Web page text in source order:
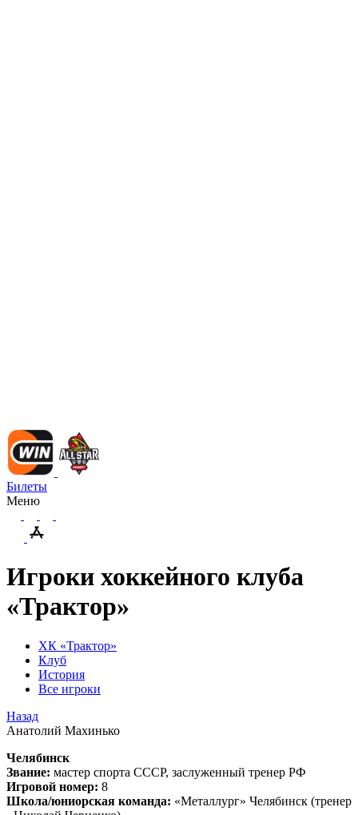
Билеты
Меню
Игроки хоккейного клуба
«Трактор»
ХК «Трактор»
Клуб
История
Все игроки
Назад
Анатолий Махинько
Челябинск
Звание: мастер спорта СССР, заслуженный тренер РФ
Игровой номер: 8
Школа/юниорская команда: «Металлург» Челябинск (тренер